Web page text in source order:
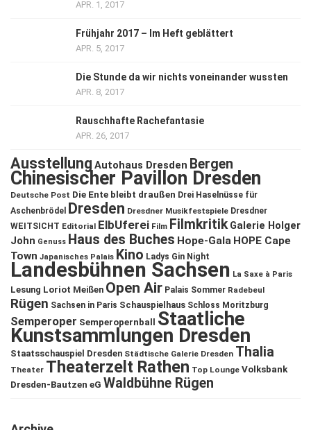
APR. 1, 2017
Frühjahr 2017 – Im Heft geblättert
APR. 5, 2017
Die Stunde da wir nichts voneinander wussten
APR. 8, 2017
Rauschhafte Rachefantasie
APR. 26, 2017
Ausstellung Autohaus Dresden Bergen
Chinesischer Pavillon Dresden
Deutsche Post Die Ente bleibt draußen Drei Haselnüsse für
Aschenbrödel
Dresden Dresdner Musikfestspiele Dresdner
WEITSICHT Editorial ElbUferei Film Filmkritik Galerie Holger
John Genuss Haus des Buches Hope-Gala HOPE Cape
Town Japanisches Palais Kino Ladys Gin Night
Landesbühnen Sachsen La Saxe à Paris
Lesung Loriot Meißen Open Air Palais Sommer Radebeul
Rügen Sachsen in Paris Schauspielhaus Schloss Moritzburg
Semperoper Semperopernball Staatliche
Kunstsammlungen Dresden
Staatsschauspiel Dresden Städtische Galerie Dresden Thalia
Theater Theaterzelt Rathen Top Lounge Volksbank
Dresden-Bautzen eG Waldbühne Rügen